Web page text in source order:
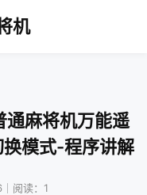
机
通麻将机万能遥
模式-程序讲解
阅读：1